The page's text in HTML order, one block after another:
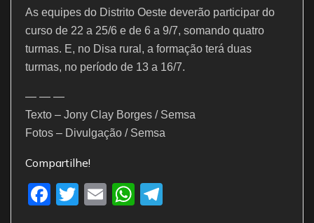
As equipes do Distrito Oeste deverão participar do
curso de 22 a 25/6 e de 6 a 9/7, somando quatro
turmas. E, no Disa rural, a formação terá duas
turmas, no período de 13 a 16/7.
— — —
Texto – Jony Clay Borges / Semsa
Fotos – Divulgação / Semsa
Compartilhe!
F
T
E
W